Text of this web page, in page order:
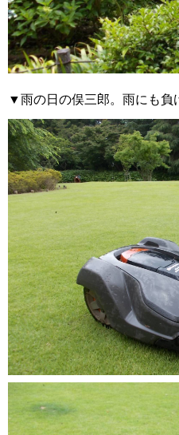
▼雨の日の俣三郎。雨にも負